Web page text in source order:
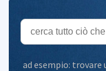
ad esempio: trovare